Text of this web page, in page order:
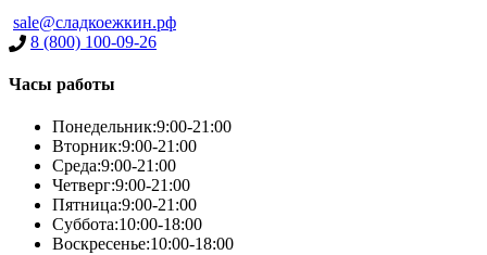
sale@сладкоежкин.рф
8 (800) 100-09-26
Часы работы
Понедельник:9:00-21:00
Вторник:9:00-21:00
Среда:9:00-21:00
Четверг:9:00-21:00
Пятница:9:00-21:00
Суббота:10:00-18:00
Воскресенье:10:00-18:00